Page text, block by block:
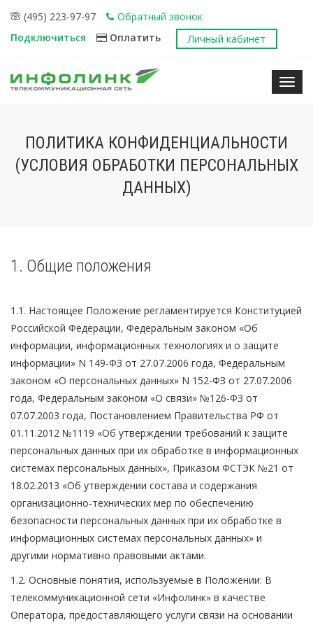
(495) 223-97-97
Обратный звонок
Подключиться
Оплатить Личный кабинет
ПОЛИТИКА КОНФИДЕНЦИАЛЬНОСТИ
(УСЛОВИЯ ОБРАБОТКИ ПЕРСОНАЛЬНЫХ
ДАННЫХ)
1. Общие положения
1.1. Настоящее Положение регламентируется Конституцией
Российской Федерации, Федеральным законом «Об
информации, информационных технологиях и о защите
информации» N 149-ФЗ от 27.07.2006 года, Федеральным
законом «О персональных данных» N 152-ФЗ от 27.07.2006
года, Федеральным законом «О связи» №126-ФЗ от
07.07.2003 года, Постановлением Правительства РФ от
01.11.2012 №1119 «Об утверждении требований к защите
персональных данных при их обработке в информационных
системах персональных данных», Приказом ФСТЭК №21 от
18.02.2013 «Об утверждении состава и содержания
организационно-технических мер по обеспечению
безопасности персональных данных при их обработке в
информационных системах персональных данных» и
другими нормативно правовыми актами.
1.2. Основные понятия, используемые в Положении: В
телекоммуникационной сети «Инфолинк» в качестве
Оператора, предоставляющего услуги связи на основании